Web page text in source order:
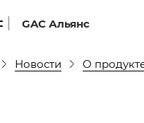
GAC Альянс
Новости О